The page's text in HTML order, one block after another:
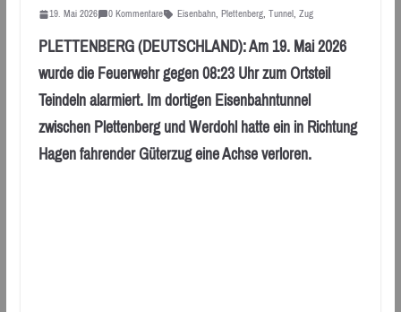
19. Mai 2026 0 Kommentare Eisenbahn, Plettenberg, Tunnel, Zug
PLETTENBERG (DEUTSCHLAND): Am 19. Mai 2026
wurde die Feuerwehr gegen 08:23 Uhr zum Ortsteil
Teindeln alarmiert. Im dortigen Eisenbahntunnel
zwischen Plettenberg und Werdohl hatte ein in Richtung
Hagen fahrender Güterzug eine Achse verloren.